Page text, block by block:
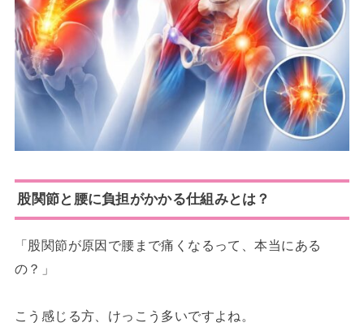
股関節と腰に負担がかかる仕組みとは？
「股関節が原因で腰まで痛くなるって、本当にある
の？」
こう感じる方、けっこう多いですよね。